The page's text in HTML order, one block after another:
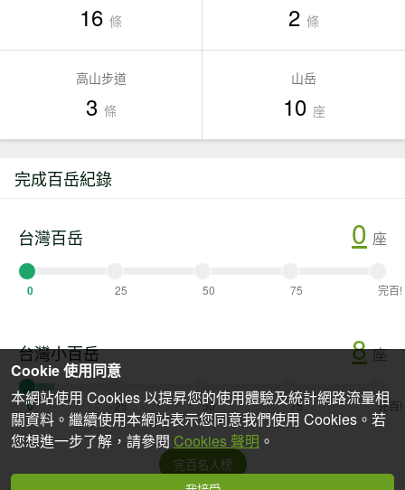
16 條 2 條
高山步道
3 條
山岳
10 座
完成百岳紀錄
台灣百岳 0 座
0 25 50 75 完百!
台灣小百岳 8 座
0 25 50 75 完百!
完百名人榜
Cookie 使用同意
本網站使用 Cookies 以提昇您的使用體驗及統計網路流量相
關資料。繼續使用本網站表示您同意我們使用 Cookies。若
您想進一步了解，請參閱 Cookies 聲明 。